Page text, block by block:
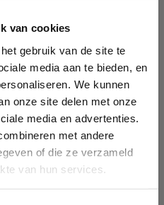
van cookies
gebruik van de site te
media aan te bieden, en
We kunnen
onze site delen met onze
media en advertenties.
met andere
of die ze verzameld
van hun services.×
newsletter
transférer des informations
de vos communications :
ou dans le cadre d’une
légale ; (ii) pour détecter,
les problèmes de fraude et
pour protéger les droits et la
de nos conditions